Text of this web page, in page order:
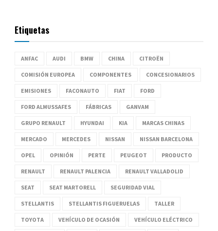
Etiquetas
ANFAC AUDI BMW CHINA CITROËN
COMISIÓN EUROPEA COMPONENTES CONCESIONARIOS
EMISIONES FACONAUTO FIAT FORD
FORD ALMUSSAFES FÁBRICAS GANVAM
GRUPO RENAULT HYUNDAI KIA MARCAS CHINAS
MERCADO MERCEDES NISSAN NISSAN BARCELONA
OPEL OPINIÓN PERTE PEUGEOT PRODUCTO
RENAULT RENAULT PALENCIA RENAULT VALLADOLID
SEAT SEAT MARTORELL SEGURIDAD VIAL
STELLANTIS STELLANTIS FIGUERUELAS TALLER
TOYOTA VEHÍCULO DE OCASIÓN VEHÍCULO ELÉCTRICO